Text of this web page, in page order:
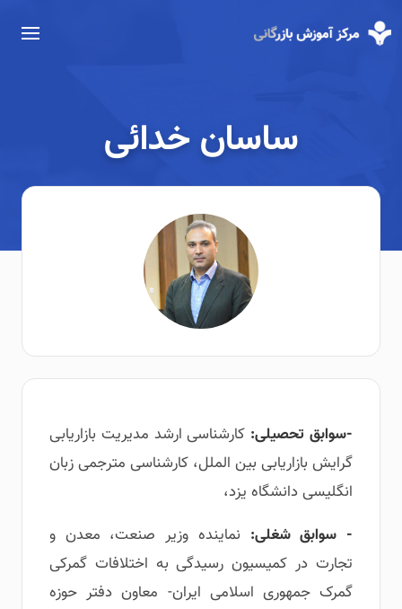
ساسان خدائی
-سوابق تحصیلی: کارشناسی ارشد مدیریت بازاریابی
گرایش بازاریابی بین الملل، کارشناسی مترجمی زبان
انگلیسی دانشگاه یزد،
- سوابق شغلی: نماینده وزیر صنعت، معدن و
تجارت در کمیسیون رسیدگی به اختلافات گمرکی
گمرک جمهوری اسلامی ایران- معاون دفتر حوزه